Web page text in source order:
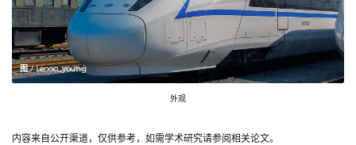
图 / Leooo_young
外观
内容来自公开渠道，仅供参考，如需学术研究请参阅相关论文。